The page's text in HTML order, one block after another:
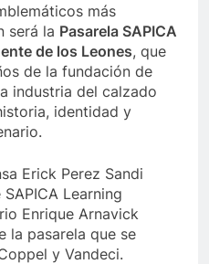
más
será la Pasarela SAPICA
de los Leones, que
de la fundación de
industria del calzado
identidad y
Erick Perez Sandi
Learning
Enrique Arnavick
la pasarela que se
y Vandeci.